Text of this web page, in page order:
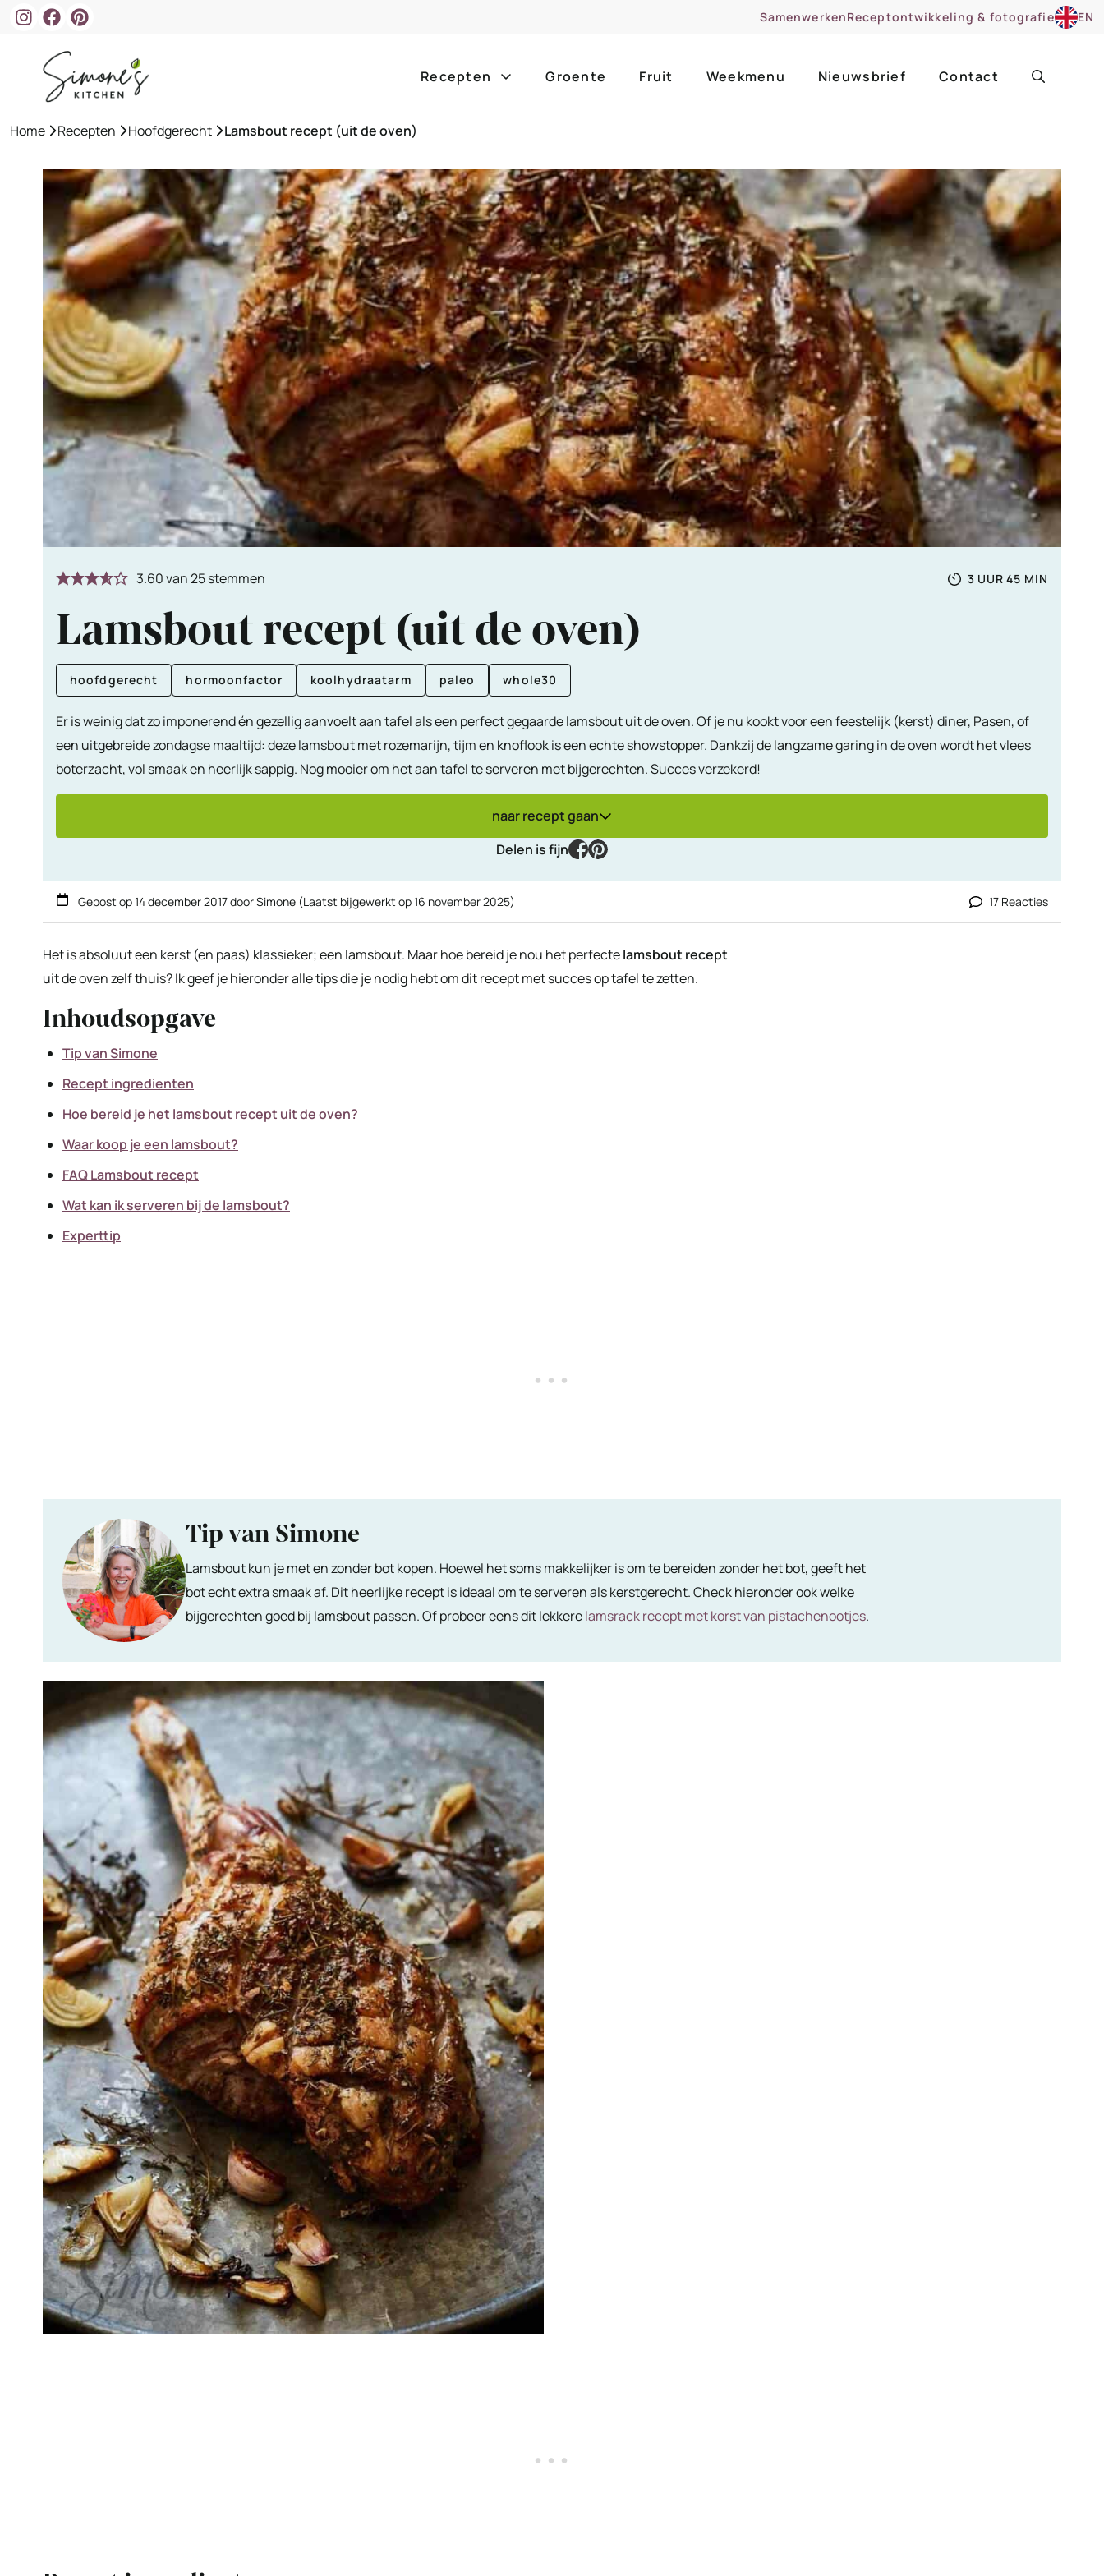
SamenwerkenReceptontwikkeling & fotografie EN
Recepten
ontbijt bijgerechten
lunch hoofdgerechten
borrelhapjes desserts
voorgerechten drankjes
alle groentes
alle fruitsoorten
zomer zoet
barbecue
eenpansgerecht
slow cooker
Groente Fruit Weekmenu Nieuwsbrief Contact
Home »Recepten »Hoofdgerecht »Lamsbout recept (uit de oven)
3.60van25stemmen
Totale
3 UUR
UUR 45 MINUTEN
MIN
Lamsbout recept (uit de oven)
hoofdgerecht hormoonfactor koolhydraatarm paleo whole30
Er is weinig dat zo imponerend én gezellig aanvoelt aan tafel als een perfect gegaarde lamsbout uit de oven. Of je nu kookt voor een feestelijk (kerst) diner, Pasen, of
een uitgebreide zondagse maaltijd: deze lamsbout met rozemarijn, tijm en knoflook is een echte showstopper. Dankzij de langzame garing in de oven wordt het vlees
boterzacht, vol smaak en heerlijk sappig. Nog mooier om het aan tafel te serveren met bijgerechten. Succes verzekerd!
naar recept gaan
Delen is fijn
facebook
pinterest
Gepost op14 december 2017doorSimone (Laatst bijgewerkt op16 november 2025) 17 Reacties
Het is absoluut een kerst (en paas) klassieker; een lamsbout. Maar hoe bereid je nou het perfectelamsbout recept
uit de oven zelf thuis? Ik geef je hieronder alle tips die je nodig hebt om dit recept met succes op tafel te zetten.
Inhoudsopgave
Tip van Simone
Recept ingredienten
Hoe bereid je het lamsbout recept uit de oven?
Waar koop je een lamsbout?
FAQ Lamsbout recept
Wat kan ik serveren bij de lamsbout?
Experttip
Tip van Simone
Lamsbout kun je met en zonder bot kopen. Hoewel het soms makkelijker is om te bereiden zonder het bot, geeft het
bot echt extra smaak af. Dit heerlijke recept is ideaal om te serveren als kerstgerecht. Check hieronder ook welke
bijgerechten goed bij lamsbout passen. Of probeer eens dit lekkerelamsrack recept met korst van pistachenootjes.